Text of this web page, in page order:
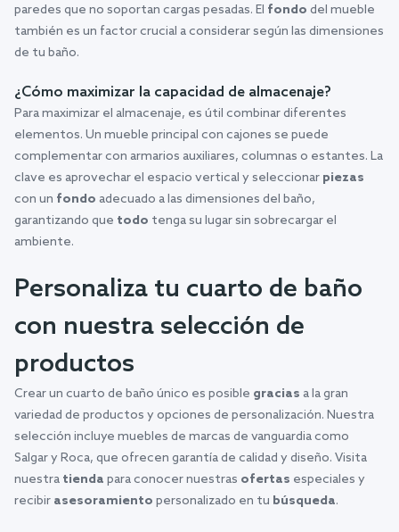
paredes que no soportan cargas pesadas. El fondo del mueble
también es un factor crucial a considerar según las dimensiones
de tu baño.
¿Cómo maximizar la capacidad de almacenaje?
Para maximizar el almacenaje, es útil combinar diferentes
elementos. Un mueble principal con cajones se puede
complementar con armarios auxiliares, columnas o estantes. La
clave es aprovechar el espacio vertical y seleccionar piezas
con un fondo adecuado a las dimensiones del baño,
garantizando que todo tenga su lugar sin sobrecargar el
ambiente.
Personaliza tu cuarto de baño
con nuestra selección de
productos
Crear un cuarto de baño único es posible gracias a la gran
variedad de productos y opciones de personalización. Nuestra
selección incluye muebles de marcas de vanguardia como
Salgar y Roca, que ofrecen garantía de calidad y diseño. Visita
nuestra tienda para conocer nuestras ofertas especiales y
recibir asesoramiento personalizado en tu búsqueda.